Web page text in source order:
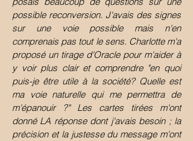
possible reconversion. J'avais des signes
sur une voie possible mais n'en
comprenais pas tout le sens. Charlotte m'a
proposé un tirage d'Oracle pour m'aider à
y voir plus clair et comprendre "en quoi
puis-je être utile à la société? Quelle est
ma voie naturelle qui me permettra de
m'épanouir ?" Les cartes tirées m'ont
donné LA réponse dont j'avais besoin ; la
précision et la justesse du message m'ont